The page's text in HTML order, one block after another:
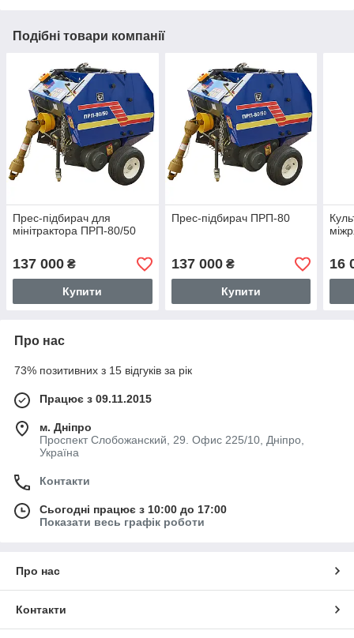
Подібні товари компанії
Прес-підбирач для
мінітрактора ПРП-80/50
137 000 ₴
Купити
Прес-підбирач ПРП-80
137 000₴
Купити
16
Про нас
73% позитивних з 15 відгуків за рік
Працює з 09.11.2015
м. Дніпро
Проспект Слобожанский, 29. Офис 225/10, Дніпро,
Україна
Контакти
Сьогодні працює з 10:00 до 17:00
Показати весь графік роботи
Про нас
Контакти